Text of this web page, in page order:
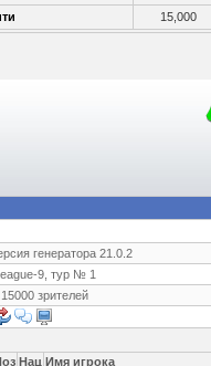
15,000
генератора 21.0.2
9, тур № 1
зрителей
Нац Имя игрока